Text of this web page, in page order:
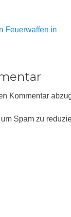
Feuerwaffen in
Kommentar
Spam zu